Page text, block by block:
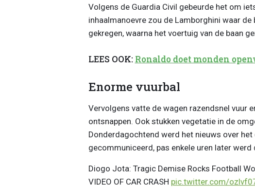
Volgens de Guardia Civil gebeurde het om
inhaalmanoevre zou de Lamborghini waar de
gekregen, waarna het voertuig van de baan
LEES OOK: Ronaldo doet monden
Enorme vuurbal
Vervolgens vatte de wagen razendsnel vuur
ontsnappen. Ook stukken vegetatie in de
Donderdagochtend werd het nieuws over
gecommuniceerd, pas enkele uren later
Diogo Jota: Tragic Demise Rocks Football
VIDEO OF CAR CRASH pic.twitter.com/